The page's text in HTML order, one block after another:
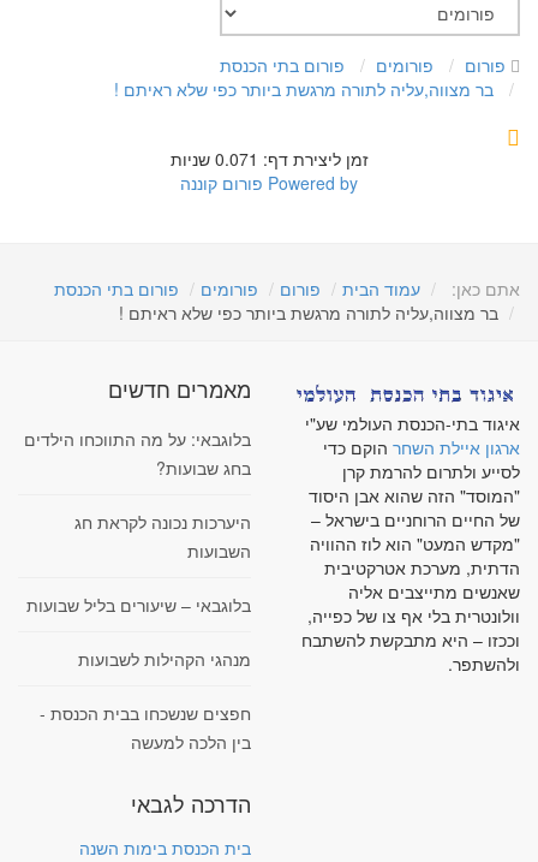
פורום פורומים
פורום בתי הכנסת
בר מצווה,עליה לתורה מרגשת ביותר כפי שלא ראיתם !
זמן ליצירת דף: 0.071 שניות
Powered by פורום קוננה
אתם כאן: עמוד הבית פורום פורומים
פורום בתי הכנסת
בר מצווה,עליה לתורה מרגשת ביותר כפי שלא ראיתם !
איגוד בתי-הכנסת העולמי שע"י
ארגון איילת השחר הוקם כדי
לסייע ולתרום להרמת קרן
"המוסד" הזה שהוא אבן היסוד
של החיים הרוחניים בישראל –
"מקדש המעט" הוא לוז ההוויה
הדתית, מערכת אטרקטיבית
שאנשים מתייצבים אליה
וולונטרית בלי אף צו של כפייה,
וככזו – היא מתבקשת להשתבח
ולהשתפר.
מאמרים חדשים
בלוגבאי: על מה התווכחו הילדים
בחג שבועות?
היערכות נכונה לקראת חג
השבועות
בלוגבאי – שיעורים בליל שבועות
מנהגי הקהילות לשבועות
חפצים שנשכחו בבית הכנסת -
בין הלכה למעשה
הדרכה לגבאי
בית הכנסת בימות השנה